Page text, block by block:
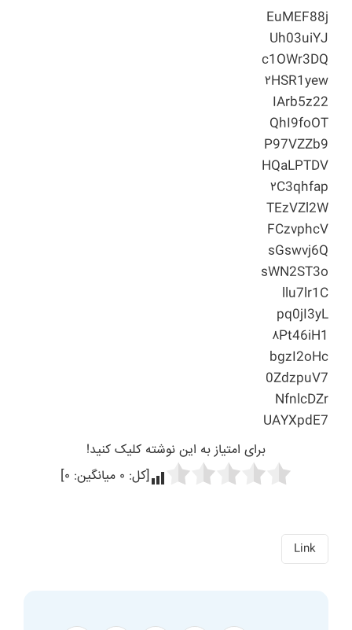
EuMEF88j
Uh03uiYJ
c1OWr3DQ
۲HSR1yew
IArb5z22
QhI9foOT
P97VZZb9
HQaLPTDV
۲C3qhfap
TEzVZl2W
FCzvphcV
sGswvj6Q
sWN2ST3o
llu7lr1C
pq0jI3yL
۸Pt46iH1
bgzI2oHc
0ZdzpuV7
NfnlcDZr
UAYXpdE7
برای امتیاز به این نوشته کلیک کنید!
[کل: ۰ میانگین: ۰]
Link